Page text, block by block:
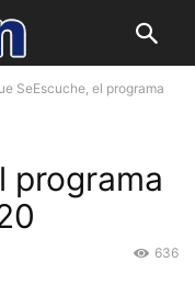
SeEscuche, el programa
programa
636